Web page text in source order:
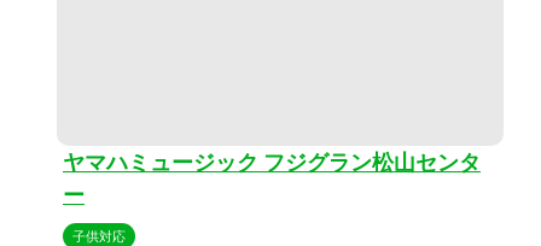
ヤマハミュージック フジグラン松山センタ
ー
子供対応